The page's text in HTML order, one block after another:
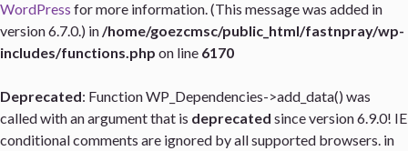
WordPress for more information. (This message was added in
version 6.7.0.) in/home/goezcmsc/public_html/fastnpray/wp-
includes/functions.php on line 6170
Deprecated: Function WP_Dependencies->add_data() was
called with an argument that is deprecated since version 6.9.0! IE
conditional comments are ignored by all supported browsers. in